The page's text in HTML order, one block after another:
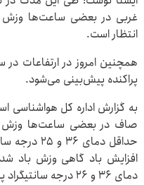
غربی در بعضی ساعت‌ها وزش
انتظار است.
همچنین امروز در ارتفاعات
پراکنده پیش‌بینی می‌شود.
صاف در بعضی ساعت‌ها وزش
حداقل
افزایش باد گاهی وزش باد
دمای ۳۶ و ۲۶ درجه سانتیگراد پیش بینی می‌شود.